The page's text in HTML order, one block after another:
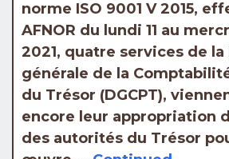
norme ISO 9001 V 2015,
AFNOR du lundi 11 au
2021, quatre services de
générale de la
du Trésor (DGCPT),
encore leur appropriation
des autorités du Trésor